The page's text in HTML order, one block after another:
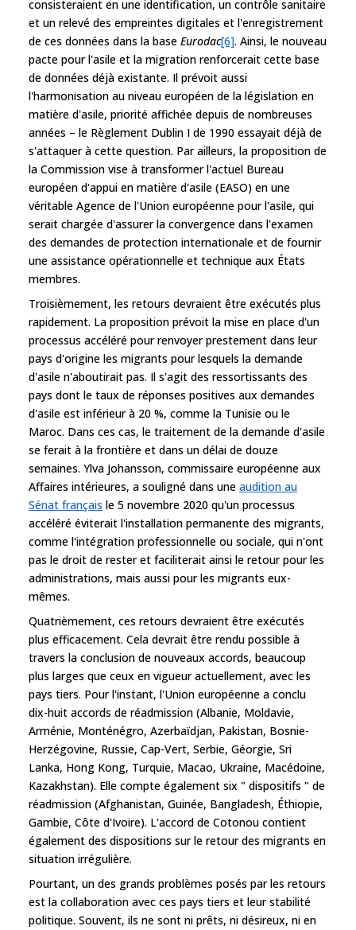
consisteraient en une identification, un contrôle sanitaire
et un relevé des empreintes digitales et l'enregistrement
de ces données dans la base Eurodac[6]. Ainsi, le nouveau
pacte pour l'asile et la migration renforcerait cette base
de données déjà existante. Il prévoit aussi
l'harmonisation au niveau européen de la législation en
matière d'asile, priorité affichée depuis de nombreuses
années – le Règlement Dublin I de 1990 essayait déjà de
s'attaquer à cette question. Par ailleurs, la proposition de
la Commission vise à transformer l'actuel Bureau
européen d'appui en matière d'asile (EASO) en une
véritable Agence de l'Union européenne pour l'asile, qui
serait chargée d'assurer la convergence dans l'examen
des demandes de protection internationale et de fournir
une assistance opérationnelle et technique aux États
membres.
Troisièmement, les retours devraient être exécutés plus
rapidement. La proposition prévoit la mise en place d'un
processus accéléré pour renvoyer prestement dans leur
pays d'origine les migrants pour lesquels la demande
d'asile n'aboutirait pas. Il s'agit des ressortissants des
pays dont le taux de réponses positives aux demandes
d'asile est inférieur à 20 %, comme la Tunisie ou le
Maroc. Dans ces cas, le traitement de la demande d'asile
se ferait à la frontière et dans un délai de douze
semaines. Ylva Johansson, commissaire européenne aux
Affaires intérieures, a souligné dans une audition au
Sénat français le 5 novembre 2020 qu'un processus
accéléré éviterait l'installation permanente des migrants,
comme l'intégration professionnelle ou sociale, qui n'ont
pas le droit de rester et faciliterait ainsi le retour pour les
administrations, mais aussi pour les migrants eux-
mêmes.
Quatrièmement, ces retours devraient être exécutés
plus efficacement. Cela devrait être rendu possible à
travers la conclusion de nouveaux accords, beaucoup
plus larges que ceux en vigueur actuellement, avec les
pays tiers. Pour l'instant, l'Union européenne a conclu
dix-huit accords de réadmission (Albanie, Moldavie,
Arménie, Monténégro, Azerbaïdjan, Pakistan, Bosnie-
Herzégovine, Russie, Cap-Vert, Serbie, Géorgie, Sri
Lanka, Hong Kong, Turquie, Macao, Ukraine, Macédoine,
Kazakhstan). Elle compte également six " dispositifs " de
réadmission (Afghanistan, Guinée, Bangladesh, Éthiopie,
Gambie, Côte d'Ivoire). L'accord de Cotonou contient
également des dispositions sur le retour des migrants en
situation irrégulière.
Pourtant, un des grands problèmes posés par les retours
est la collaboration avec ces pays tiers et leur stabilité
politique. Souvent, ils ne sont ni prêts, ni désireux, ni en